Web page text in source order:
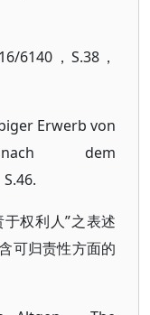
6140，S.38，
Erwerb von
nach dem
权利人”之表述
可归责性方面的